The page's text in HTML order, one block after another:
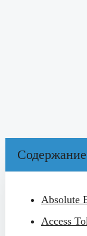
Содержание
Absolute
Access